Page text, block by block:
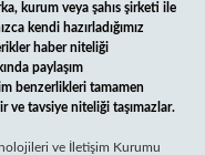
kurum veya şahıs şirketi ile
kendi hazırladığımız
haber niteliği
paylaşım
benzerlikleri tamamen
ve tavsiye niteliği taşımazlar.
ve İletişim Kurumu